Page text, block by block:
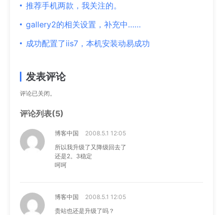
推荐手机两款，我关注的。
gallery2的相关设置，补充中……
成功配置了iis7，本机安装动易成功
发表评论
评论已关闭。
评论列表(5)
博客中国
2008.5.1 12:05
所以我升级了又降级回去了
还是2。3稳定
呵呵
博客中国
2008.5.1 12:05
贵站也还是升级了吗？